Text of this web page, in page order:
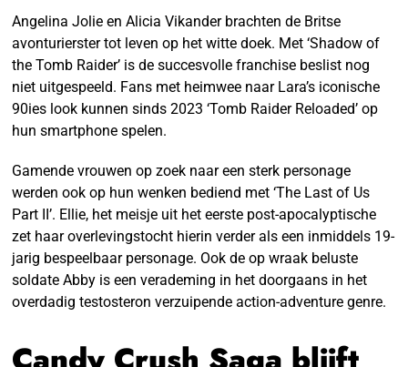
Angelina Jolie en Alicia Vikander brachten de Britse
avonturierster tot leven op het witte doek. Met ‘Shadow of
the Tomb Raider’ is de succesvolle franchise beslist nog
niet uitgespeeld. Fans met heimwee naar Lara’s iconische
90ies look kunnen sinds 2023 ‘Tomb Raider Reloaded’ op
hun smartphone spelen.
Gamende vrouwen op zoek naar een sterk personage
werden ook op hun wenken bediend met ‘The Last of Us
Part II’. Ellie, het meisje uit het eerste post-apocalyptische
zet haar overlevingstocht hierin verder als een inmiddels 19-
jarig bespeelbaar personage. Ook de op wraak beluste
soldate Abby is een verademing in het doorgaans in het
overdadig testosteron verzuipende action-adventure genre.